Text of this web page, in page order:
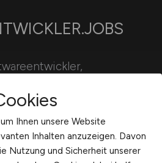
Ihnen unsere Website
Inhalten anzuzeigen. Davon
Nutzung und Sicherheit unserer